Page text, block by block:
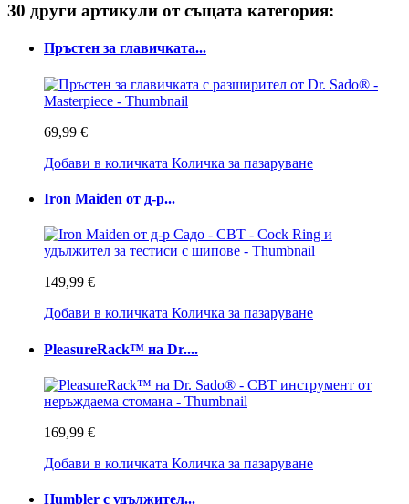
30 други артикули от същата категория:
Пръстен за главичката...
69,99 €
Добави в количката Количка за пазаруване
Iron Maiden от д-р...
149,99 €
Добави в количката Количка за пазаруване
PleasureRack™ на Dr....
169,99 €
Добави в количката Количка за пазаруване
Humbler с удължител...